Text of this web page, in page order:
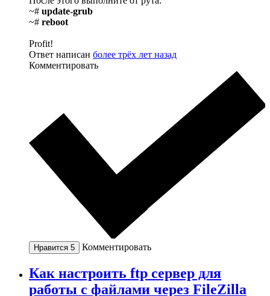
~# update-grub
~# reboot
Profit!
Ответ написан более трёх лет назад
Комментировать
Нравится 5 Комментировать
Как настроить ftp сервер для
работы с файлами через FileZilla